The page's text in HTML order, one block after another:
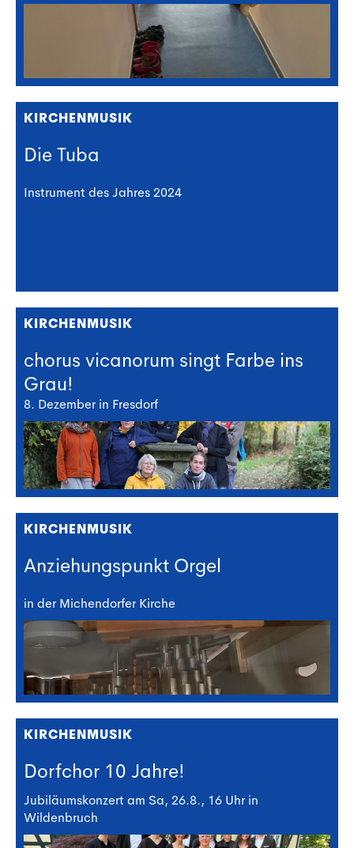
KIRCHENMUSIK
Die Tuba
Instrument des Jahres 2024
KIRCHENMUSIK
chorus vicanorum singt Farbe ins
Grau!
8. Dezember in Fresdorf
KIRCHENMUSIK
Anziehungspunkt Orgel
in der Michendorfer Kirche
KIRCHENMUSIK
Dorfchor 10 Jahre!
Jubiläumskonzert am Sa, 26.8., 16 Uhr in
Wildenbruch